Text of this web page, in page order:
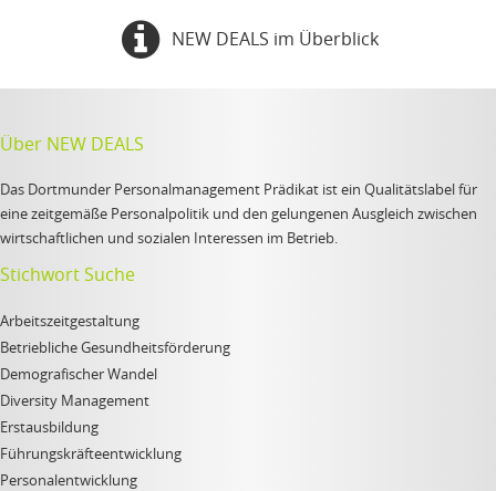
NEW DEALS im Überblick
Über NEW DEALS
Das Dortmunder Personalmanagement Prädikat ist ein Qualitätslabel für
eine zeitgemäße Personalpolitik und den gelungenen Ausgleich zwischen
wirtschaftlichen und sozialen Interessen im Betrieb.
Stichwort Suche
Arbeitszeitgestaltung
Betriebliche Gesundheitsförderung
Demografischer Wandel
Diversity Management
Erstausbildung
Führungskräfteentwicklung
Personalentwicklung